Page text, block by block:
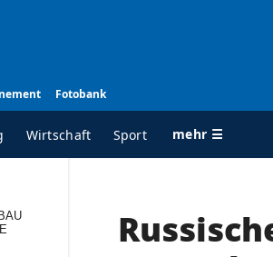
Fotobank
Wirtschaft Sport mehr ☰
ALLE RUBRIKEN